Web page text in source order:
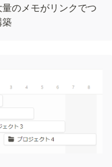
のメモがリンクでつ
築